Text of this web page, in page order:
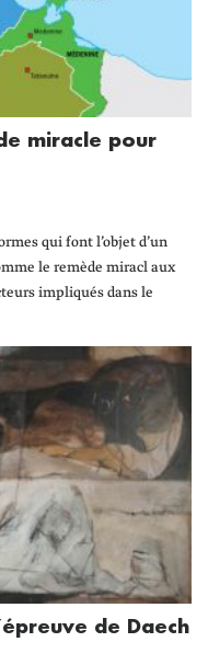
miracle pour
qui font l’objet d’un
le remède miracl aux
impliqués dans le
de Daech